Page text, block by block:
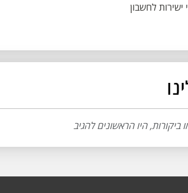
היו הראשונים להגיב